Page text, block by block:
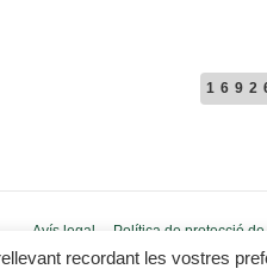
Avís legal Política de protecció
recordant les vostres